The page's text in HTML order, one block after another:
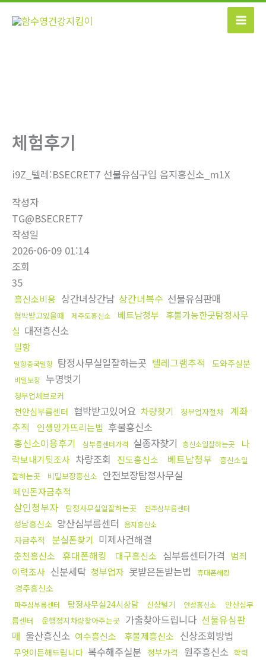
콘
체험후기
i9Z_텔레:BSECRET7 선불유심구입 음지흥신소_m1X
작성자
TG@BSECRET7
작성일
2026-06-09 01:14
조회
35
흥신소비용 상간녀상간남 상간녀복수 선불유심판매
협박받고있을때 제주도흥신소 베트남청부
후불가능한곳탐정사무
실 대전흥신소
밀항
밀항중국밀항 탐정사무실일잘하는곳 텔레그램추적 도와주실분
비밀보장 누명벗기
청부업체브로커
천안심부름센터 협박받고있어요 차량찾기 청부업자절차
계좌
추적
인생망가뜨리는법 후불흥신소
흥신소이용후기
심부름센터가격 실종자찾기 흥신소일잘하는곳
나
락보내기뒷조사 차량조회 진도흥신소 베트남청부
흥신소일
잘하는곳
비밀보장흥신소 안전보장탐정사무실
떼인돈자금추적
살인청부자 탐정사무실일잘하는곳 진주심부름센터
성남흥신소 양산심부름센터 음지흥신소
자금추적 분실폰찾기 미제사건해결
춘천흥신소 휴대폰해킹 대구흥신소 심부름센터가격 범죄
이력조사 신분세탁 청부업자 못받은돈받는법 휴대폰해킹
경주흥신소
파주심부름센터 탐정사무실24시상담 신상털기 안성흥신소
안산심부
름센터
운행정지차량찾아주는곳 가출찾아드립니다 선불유심판
매 울산흥신소 여수흥신소 후불제흥신소 신상조회방법
무엇이든해드립니다 복수해주실분 청부가격 원주흥신소 학력